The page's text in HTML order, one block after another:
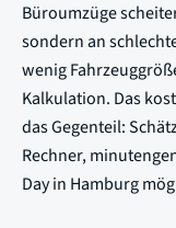
Büroumzüge
sondern an
wenig
Kalkulation. Das
das Gegenteil:
Rechner,
Day in Hamburg